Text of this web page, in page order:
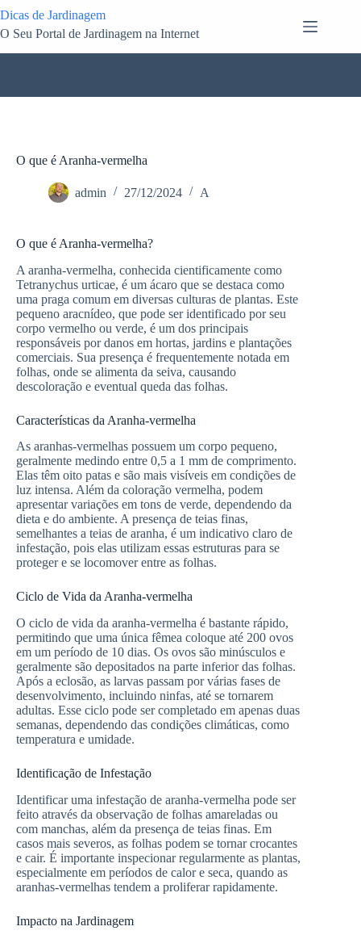
para
o
Dicas de Jardinagem
O Seu Portal de Jardinagem na Internet
O que é Aranha-vermelha
admin 27/12/2024 A
O que é Aranha-vermelha?
A aranha-vermelha, conhecida cientificamente como
Tetranychus urticae, é um ácaro que se destaca como
uma praga comum em diversas culturas de plantas. Este
pequeno aracnídeo, que pode ser identificado por seu
corpo vermelho ou verde, é um dos principais
responsáveis por danos em hortas, jardins e plantações
comerciais. Sua presença é frequentemente notada em
folhas, onde se alimenta da seiva, causando
descoloração e eventual queda das folhas.
Características da Aranha-vermelha
As aranhas-vermelhas possuem um corpo pequeno,
geralmente medindo entre 0,5 a 1 mm de comprimento.
Elas têm oito patas e são mais visíveis em condições de
luz intensa. Além da coloração vermelha, podem
apresentar variações em tons de verde, dependendo da
dieta e do ambiente. A presença de teias finas,
semelhantes a teias de aranha, é um indicativo claro de
infestação, pois elas utilizam essas estruturas para se
proteger e se locomover entre as folhas.
Ciclo de Vida da Aranha-vermelha
O ciclo de vida da aranha-vermelha é bastante rápido,
permitindo que uma única fêmea coloque até 200 ovos
em um período de 10 dias. Os ovos são minúsculos e
geralmente são depositados na parte inferior das folhas.
Após a eclosão, as larvas passam por várias fases de
desenvolvimento, incluindo ninfas, até se tornarem
adultas. Esse ciclo pode ser completado em apenas duas
semanas, dependendo das condições climáticas, como
temperatura e umidade.
Identificação de Infestação
Identificar uma infestação de aranha-vermelha pode ser
feito através da observação de folhas amareladas ou
com manchas, além da presença de teias finas. Em
casos mais severos, as folhas podem se tornar crocantes
e cair. É importante inspecionar regularmente as plantas,
especialmente em períodos de calor e seca, quando as
aranhas-vermelhas tendem a proliferar rapidamente.
Impacto na Jardinagem